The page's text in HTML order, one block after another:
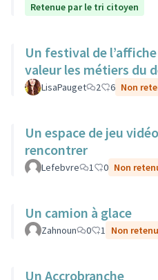
Retenue par le tri citoyen
Un festival de
valeur les métiers du
LisaPauget 2 6 Non
Un espace de jeu
rencontrer
Lefebvre 1 0 Non
Un camion à glace
Zahnoun 0 1 Non
Un Accrobranche